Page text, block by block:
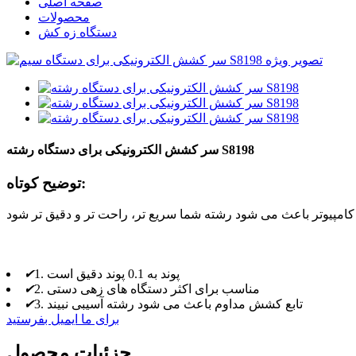
محصولات
دستگاه زه کش
سر کشش الکترونیکی برای دستگاه رشته S8198
توضیح کوتاه:
✔
1. پوند به 0.1 پوند دقیق است
✔
2. مناسب برای اکثر دستگاه های زهی دستی
✔
3. تابع کشش مداوم باعث می شود رشته آسیبی نبیند
برای ما ایمیل بفرستید